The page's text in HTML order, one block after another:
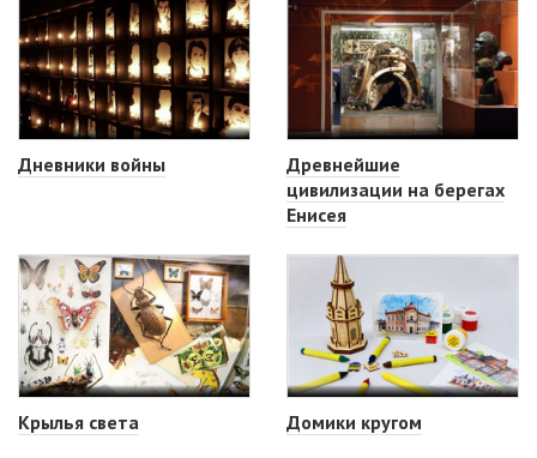
Дневники войны
Древнейшие
цивилизации на берегах
Енисея
Крылья света Домики кругом